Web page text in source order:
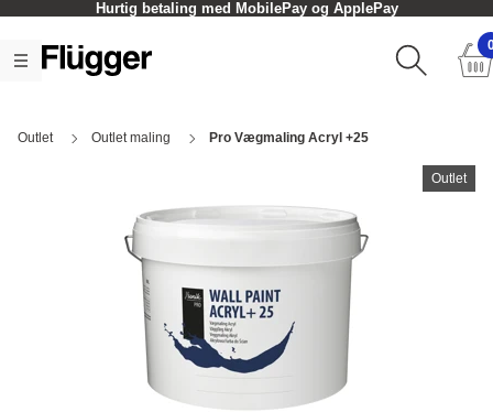
Hurtig betaling med MobilePay og ApplePay
Outlet Outlet maling Pro Vægmaling Acryl +25
Outlet